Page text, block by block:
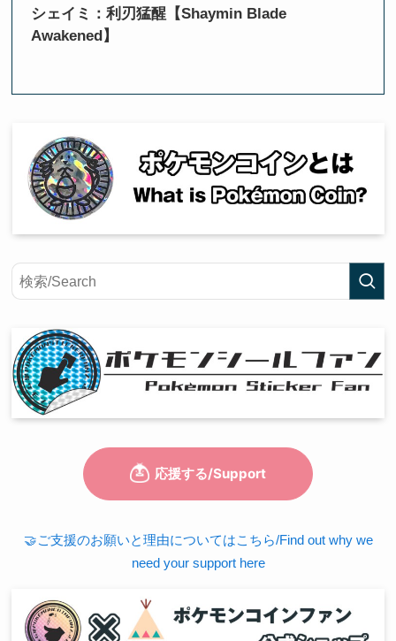
シェイミ：利刃猛醒【Shaymin Blade
Awakened】
🤝ご支援のお願いと理由についてはこちら/Find out why we
need your support here